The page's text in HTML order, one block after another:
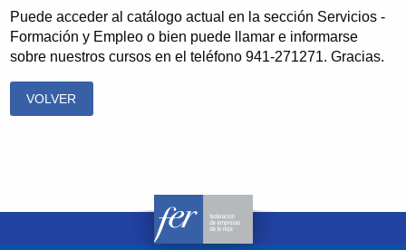
Puede acceder al catálogo actual en la sección Servicios -
Formación y Empleo o bien puede llamar e informarse
sobre nuestros cursos en el teléfono 941-271271. Gracias.
VOLVER